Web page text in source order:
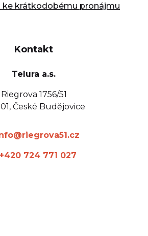
ke krátkodobému pronájmu
Kontakt
Telura a.s.
Riegrova 1756/51
České Budějovice
+420 724 771 027